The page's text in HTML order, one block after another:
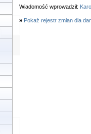
Wiadomość wprowadził:
» Pokaż rejestr zmian dla